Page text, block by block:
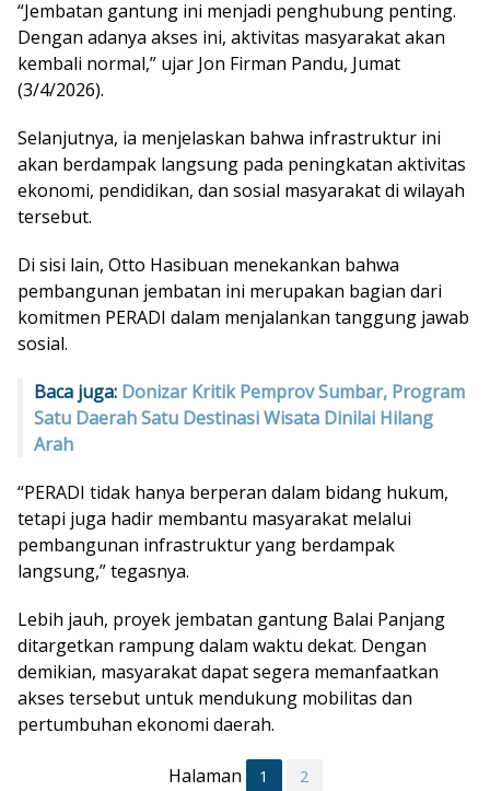
“Jembatan gantung ini menjadi penghubung penting.
Dengan adanya akses ini, aktivitas masyarakat akan
kembali normal,” ujar Jon Firman Pandu, Jumat
(3/4/2026).
Selanjutnya, ia menjelaskan bahwa infrastruktur ini
akan berdampak langsung pada peningkatan aktivitas
ekonomi, pendidikan, dan sosial masyarakat di wilayah
tersebut.
Di sisi lain, Otto Hasibuan menekankan bahwa
pembangunan jembatan ini merupakan bagian dari
komitmen PERADI dalam menjalankan tanggung jawab
sosial.
Baca juga: Donizar Kritik Pemprov Sumbar, Program
Satu Daerah Satu Destinasi Wisata Dinilai Hilang
Arah
“PERADI tidak hanya berperan dalam bidang hukum,
tetapi juga hadir membantu masyarakat melalui
pembangunan infrastruktur yang berdampak
langsung,” tegasnya.
Lebih jauh, proyek jembatan gantung Balai Panjang
ditargetkan rampung dalam waktu dekat. Dengan
demikian, masyarakat dapat segera memanfaatkan
akses tersebut untuk mendukung mobilitas dan
pertumbuhan ekonomi daerah.
Halaman 1 2